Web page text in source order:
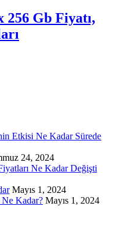
256 Gb Fiyatı,
Etkisi Ne Kadar Sürede
24, 2024
Ne Kadar Değişti
Mayıs 1, 2024
Ne Kadar? Mayıs 1, 2024